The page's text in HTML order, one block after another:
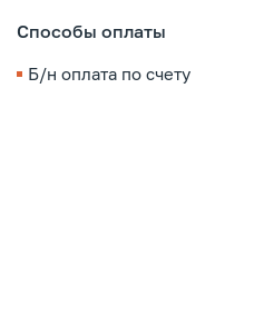
Способы оплаты
Б/н оплата по счету